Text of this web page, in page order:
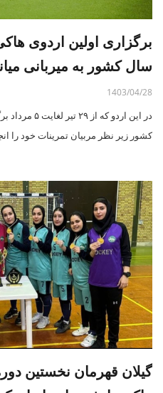
سال کشور به میربانی
1403/04/28
کشور زیر نظر مربیان تمرینات خود را
گیلان قهرمان نخستین